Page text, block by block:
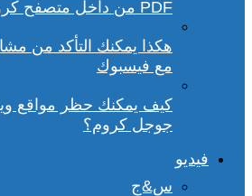
PDF من داخل متصفح كروم؟
هكذا يمكنك التأكد من
مع فيسبوك
كيف يمكنك حظر مواقع
جوجل كروم؟
فيديو
س&ج